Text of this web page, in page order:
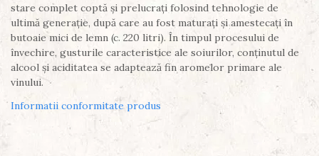
stare complet coptă și prelucrați folosind tehnologie de
ultimă generație, după care au fost maturați și amestecați în
butoaie mici de lemn (c. 220 litri). În timpul procesului de
învechire, gusturile caracteristice ale soiurilor, conținutul de
alcool și aciditatea se adaptează fin aromelor primare ale
vinului.
Informatii conformitate produs